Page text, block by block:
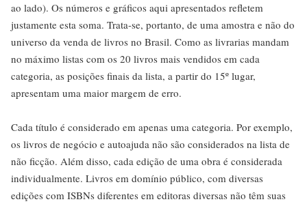
ao lado). Os números e gráficos aqui apresentados refletem
justamente esta soma. Trata-se, portanto, de uma amostra e não do
universo da venda de livros no Brasil. Como as livrarias mandam
no máximo listas com os 20 livros mais vendidos em cada
categoria, as posições finais da lista, a partir do 15º lugar,
apresentam uma maior margem de erro.
Cada título é considerado em apenas uma categoria. Por exemplo,
os livros de negócio e autoajuda não são considerados na lista de
não ficção. Além disso, cada edição de uma obra é considerada
individualmente. Livros em domínio público, com diversas
edições com ISBNs diferentes em editoras diversas não têm suas